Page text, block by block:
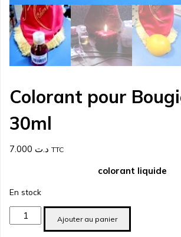
Colorant pour
30ml
د.ت TTC
colorant liquide
En stock
quantité
de
Ajouter au panier